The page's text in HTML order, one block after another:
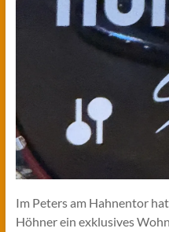
Im Peters am Hahnentor
Höhner ein exklusives